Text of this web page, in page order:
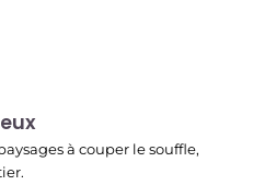
à couper le souffle,